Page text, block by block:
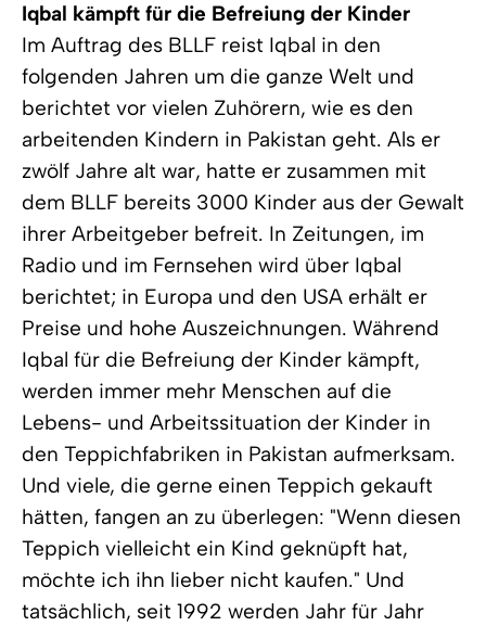
Iqbal kämpft für die Befreiung der Kinder
Im Auftrag des BLLF reist Iqbal in den
folgenden Jahren um die ganze Welt und
berichtet vor vielen Zuhörern, wie es den
arbeitenden Kindern in Pakistan geht. Als er
zwölf Jahre alt war, hatte er zusammen mit
dem BLLF bereits 3000 Kinder aus der Gewalt
ihrer Arbeitgeber befreit. In Zeitungen, im
Radio und im Fernsehen wird über Iqbal
berichtet; in Europa und den USA erhält er
Preise und hohe Auszeichnungen. Während
Iqbal für die Befreiung der Kinder kämpft,
werden immer mehr Menschen auf die
Lebens- und Arbeitssituation der Kinder in
den Teppichfabriken in Pakistan aufmerksam.
Und viele, die gerne einen Teppich gekauft
hätten, fangen an zu überlegen: "Wenn diesen
Teppich vielleicht ein Kind geknüpft hat,
möchte ich ihn lieber nicht kaufen." Und
tatsächlich, seit 1992 werden Jahr für Jahr